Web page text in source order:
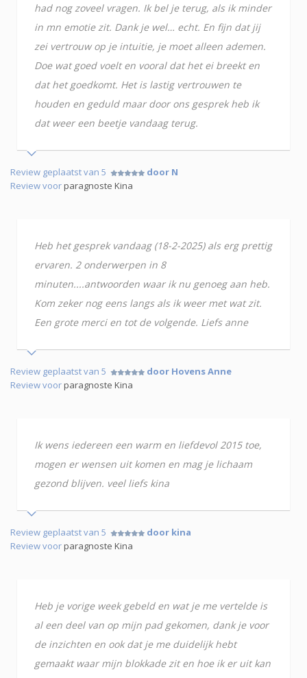
had nog zoveel vragen. Ik bel je terug, als ik minder
in mn emotie zit. Dank je wel… echt. En fijn dat jij
zei vertrouw op je intuitie, je moet alleen ademen.
Doe wat goed voelt en vooral dat het ei breekt en
dat het goedkomt. Het is lastig vertrouwen te
houden en geduld maar door ons gesprek heb ik
dat weer een beetje vandaag terug.
Review geplaatst van 5
door N
Review voorparagnoste Kina
Heb het gesprek vandaag (18-2-2025) als erg prettig
ervaren. 2 onderwerpen in 8
minuten....antwoorden waar ik nu genoeg aan heb.
Kom zeker nog eens langs als ik weer met wat zit.
Een grote merci en tot de volgende. Liefs anne
Review geplaatst van 5
door Hovens Anne
Review voorparagnoste Kina
Ik wens iedereen een warm en liefdevol 2015 toe,
mogen er wensen uit komen en mag je lichaam
gezond blijven. veel liefs kina
Review geplaatst van 5
door kina
Review voorparagnoste Kina
Heb je vorige week gebeld en wat je me vertelde is
al een deel van op mijn pad gekomen, dank je voor
de inzichten en ook dat je me duidelijk hebt
gemaakt waar mijn blokkade zit en hoe ik er uit kan